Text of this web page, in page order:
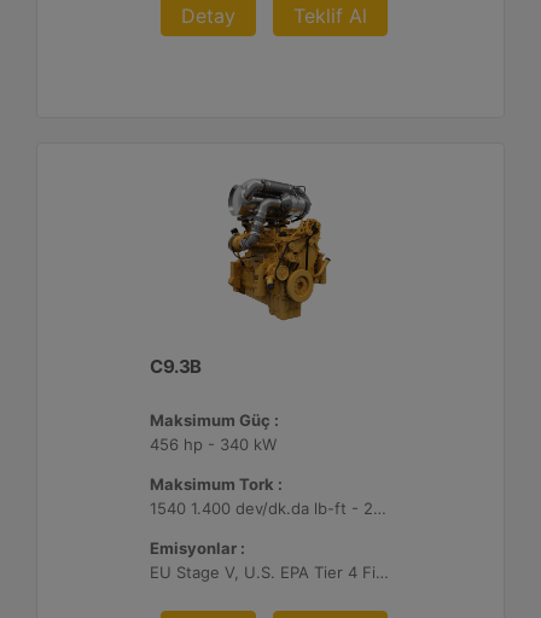
Detay Teklif Al
C9.3B
Maksimum Güç :
456 hp - 340 kW
Maksimum Tork :
1540 1.400 dev/dk.da lb-ft - 2088 1.400 dev/dk.da Nm
Emisyonlar :
EU Stage V, U.S. EPA Tier 4 Final, Korea Stage V, Japan 2014, China NRIV